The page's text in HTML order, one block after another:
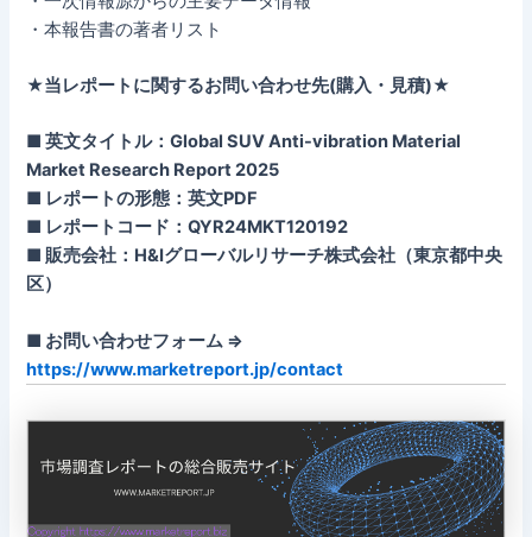
・本報告書の著者リスト
★当レポートに関するお問い合わせ先(購入・見積)★
■ 英文タイトル：Global SUV Anti-vibration Material
Market Research Report 2025
■ レポートの形態：英文PDF
■ レポートコード：QYR24MKT120192
■ 販売会社：H&Iグローバルリサーチ株式会社（東京都中央
区）
■ お問い合わせフォーム ⇒
https://www.marketreport.jp/contact